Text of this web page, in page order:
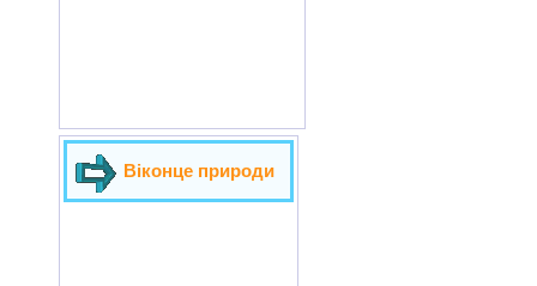
Віконце природи